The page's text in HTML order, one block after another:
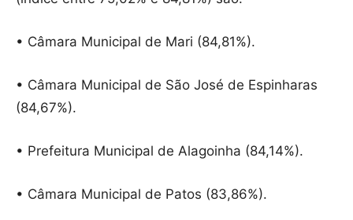
• Câmara Municipal de Mari (84,81%).
• Câmara Municipal de São José de Espinharas
(84,67%).
• Prefeitura Municipal de Alagoinha (84,14%).
• Câmara Municipal de Patos (83,86%).